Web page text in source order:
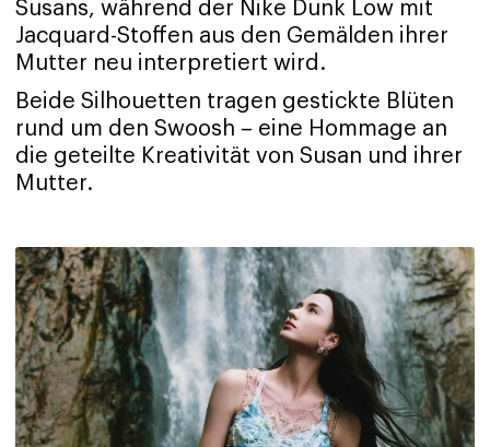
Susans, während der Nike Dunk Low mit
Jacquard-Stoffen aus den Gemälden ihrer
Mutter neu interpretiert wird.
Beide Silhouetten tragen gestickte Blüten
rund um den Swoosh – eine Hommage an
die geteilte Kreativität von Susan und ihrer
Mutter.